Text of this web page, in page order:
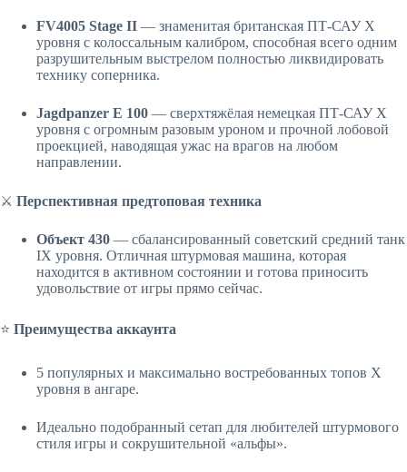
FV4005 Stage II — знаменитая британская ПТ-САУ X
уровня с колоссальным калибром, способная всего одним
разрушительным выстрелом полностью ликвидировать
технику соперника.
Jagdpanzer E 100 — сверхтяжёлая немецкая ПТ-САУ X
уровня с огромным разовым уроном и прочной лобовой
проекцией, наводящая ужас на врагов на любом
направлении.
⚔️ Перспективная предтоповая техника
Объект 430 — сбалансированный советский средний танк
IX уровня. Отличная штурмовая машина, которая
находится в активном состоянии и готова приносить
удовольствие от игры прямо сейчас.
⭐️ Преимущества аккаунта
5 популярных и максимально востребованных топов X
уровня в ангаре.
Идеально подобранный сетап для любителей штурмового
стиля игры и сокрушительной «альфы».